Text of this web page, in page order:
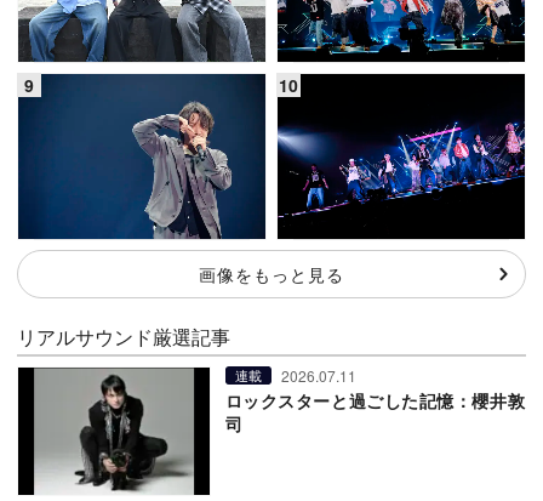
画像をもっと見る
リアルサウンド厳選記事
連載 2026.07.11
ロックスターと過ごした記憶：櫻井敦
司